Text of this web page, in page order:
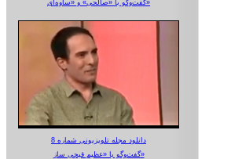
گفت‌وگو با «صالحی» و «ساوه‌ای»
دانلود مجله تلویزیونی شماره 8
گفت‌وگو با «عظیم قیچی ساز»